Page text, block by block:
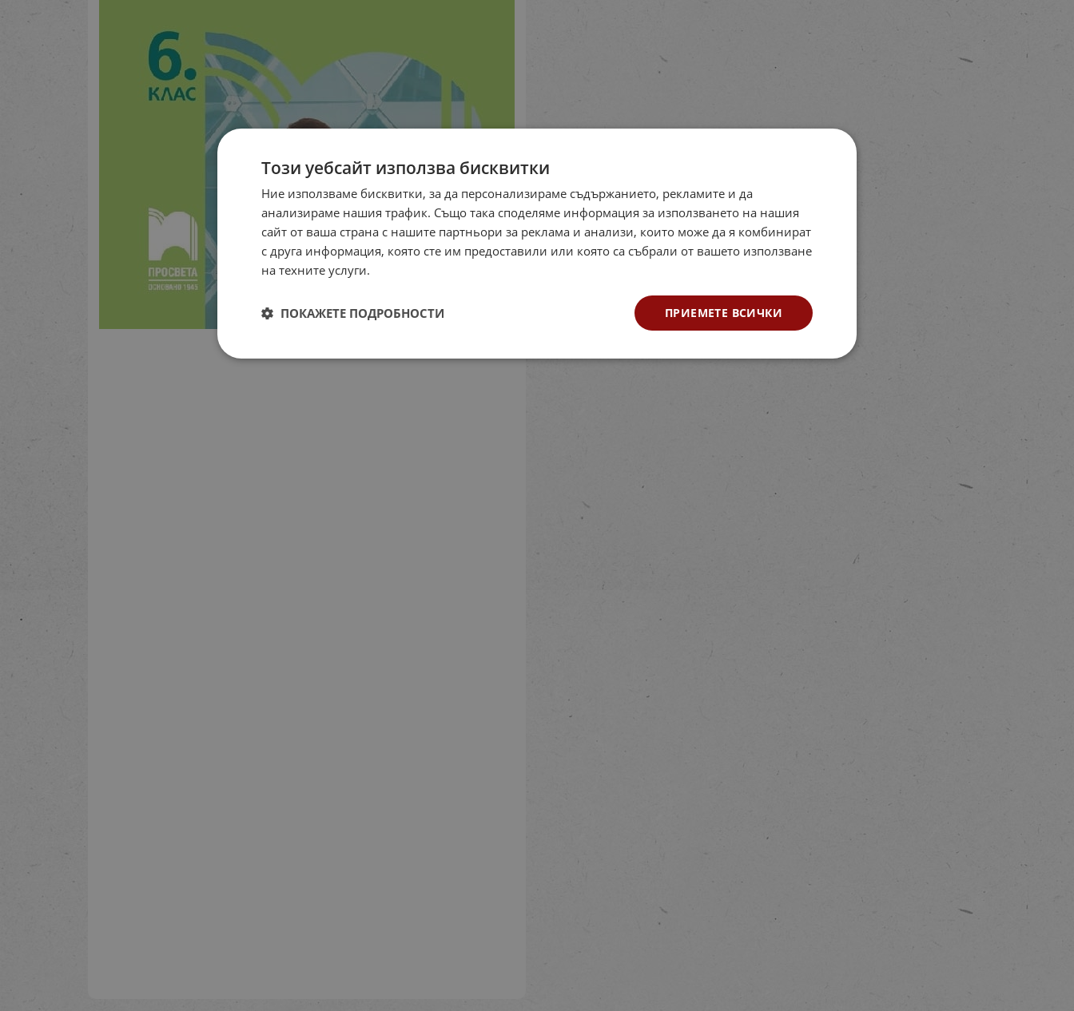
Този уебсайт използва бисквитки
Ние използваме бисквитки, за да персонализираме съдържанието, рекламите и да
анализираме нашия трафик. Също така споделяме информация за използването на нашия
сайт от ваша страна с нашите партньори за реклама и анализи, които може да я комбинират
с друга информация, която сте им предоставили или която са събрали от вашето използване
на техните услуги.
ПРИЕМЕТЕ ВСИЧКИ
ПОКАЖЕТЕ ПОДРОБНОСТИ